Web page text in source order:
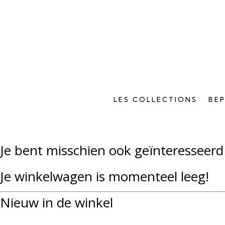
LES COLLECTIONS
Je bent misschien ook
Je winkelwagen is momenteel leeg!
Nieuw in de winkel